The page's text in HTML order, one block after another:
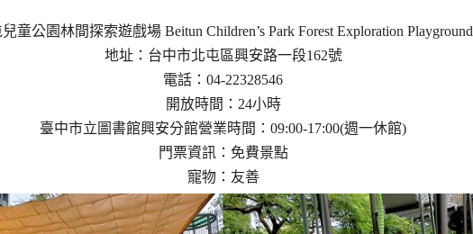
童公園林間探索遊戲場 Beitun Children’s Park Forest Exploration Playground
地址：台中市北屯區興安路一段162號
電話：04-22328546
開放時間：24小時
臺中市立圖書館興安分館營業時間：09:00-17:00(週一休館)
門票資訊：免費景點
寵物：友善